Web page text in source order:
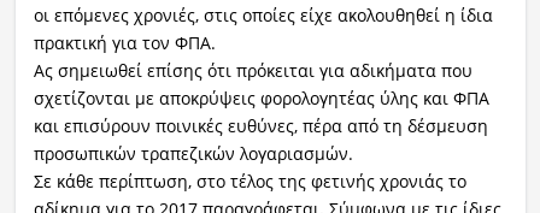
οι επόμενες χρονιές, στις οποίες είχε ακολουθηθεί η ίδια
πρακτική για τον ΦΠΑ.
Ας σημειωθεί επίσης ότι πρόκειται για αδικήματα που
σχετίζονται με αποκρύψεις φορολογητέας ύλης και ΦΠΑ
και επισύρουν ποινικές ευθύνες, πέρα από τη δέσμευση
προσωπικών τραπεζικών λογαριασμών.
Σε κάθε περίπτωση, στο τέλος της φετινής χρονιάς το
αδίκημα για το 2017 παραγράφεται. Σύμφωνα με τις ίδιες